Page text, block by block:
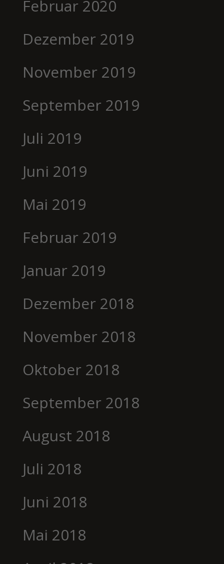
Februar 2020
Dezember 2019
November 2019
September 2019
Juli 2019
Juni 2019
Mai 2019
Februar 2019
Januar 2019
Dezember 2018
November 2018
Oktober 2018
September 2018
August 2018
Juli 2018
Juni 2018
Mai 2018